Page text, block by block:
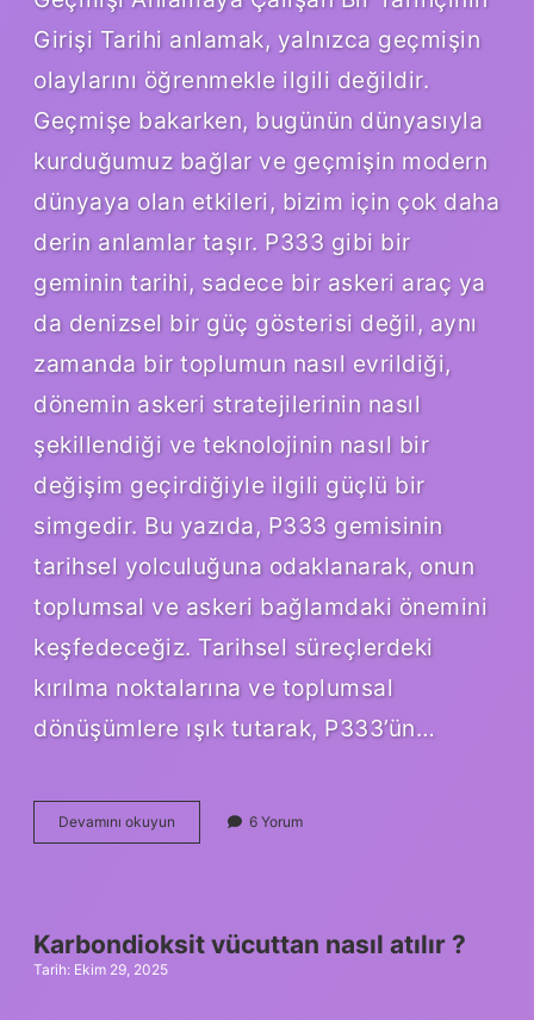
Girişi Tarihi anlamak, yalnızca geçmişin
olaylarını öğrenmekle ilgili değildir.
Geçmişe bakarken, bugünün dünyasıyla
kurduğumuz bağlar ve geçmişin modern
dünyaya olan etkileri, bizim için çok daha
derin anlamlar taşır. P333 gibi bir
geminin tarihi, sadece bir askeri araç ya
da denizsel bir güç gösterisi değil, aynı
zamanda bir toplumun nasıl evrildiği,
dönemin askeri stratejilerinin nasıl
şekillendiği ve teknolojinin nasıl bir
değişim geçirdiğiyle ilgili güçlü bir
simgedir. Bu yazıda, P333 gemisinin
tarihsel yolculuğuna odaklanarak, onun
toplumsal ve askeri bağlamdaki önemini
keşfedeceğiz. Tarihsel süreçlerdeki
kırılma noktalarına ve toplumsal
dönüşümlere ışık tutarak, P333’ün…
Devamını okuyun
hangi
6 Yorum
Karbondioksit vücuttan nasıl atılır ?
Tarih: Ekim 29, 2025